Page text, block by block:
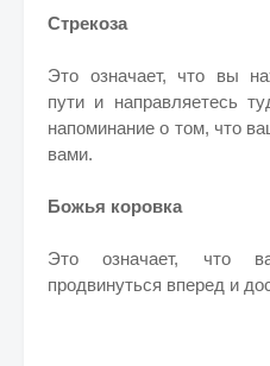
Стрекоза
Это означает, что вы
пути и направляетесь
напоминание о том, что
вами.
Божья коровка
Это означает, что
продвинуться вперед и